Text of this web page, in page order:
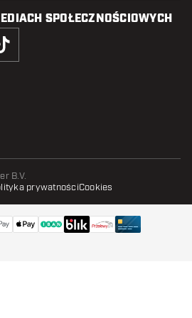
SPOŁECZNOŚCIOWYCH
B.V.
prywatnościCookies